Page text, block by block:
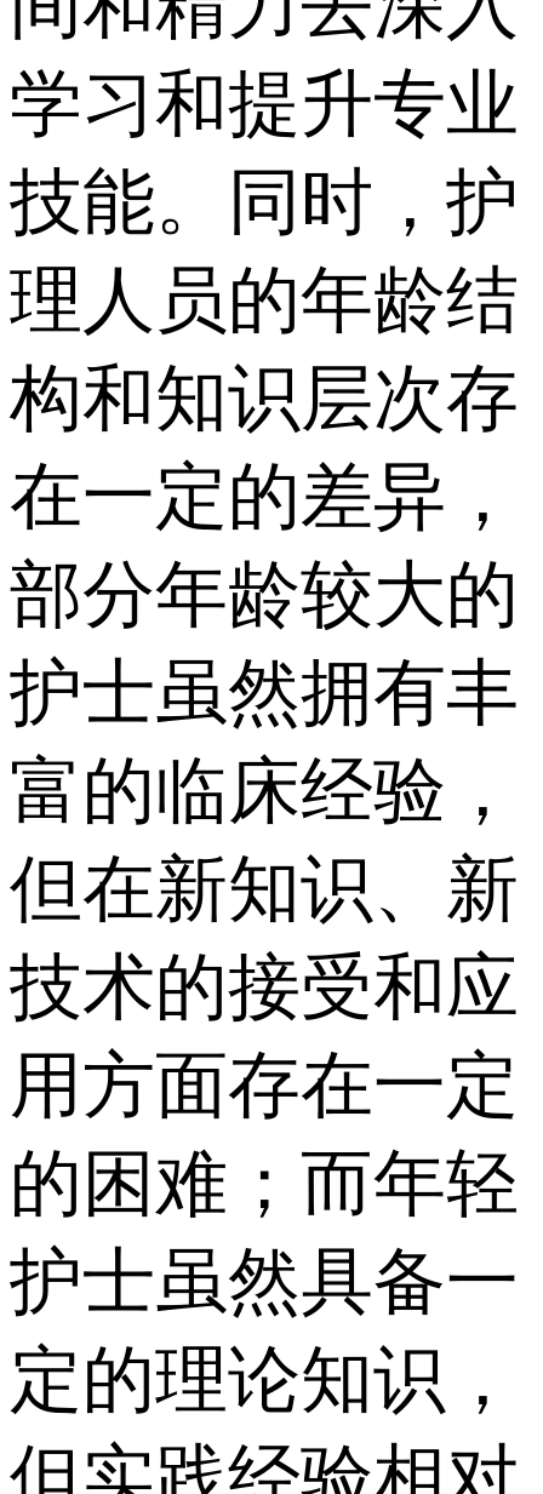
学习和提升专业
技能。同时，护
理人员的年龄结
构和知识层次存
在一定的差异，
部分年龄较大的
护士虽然拥有丰
富的临床经验，
但在新知识、新
技术的接受和应
用方面存在一定
的困难；而年轻
护士虽然具备一
定的理论知识，